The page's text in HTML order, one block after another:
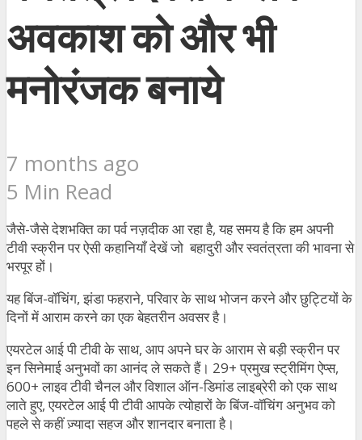
अवकाश को और भी
मनोरंजक बनाये
7 months ago
5 Min Read
जैसे-जैसे देशभक्ति का पर्व नज़दीक आ रहा है, यह समय है कि हम अपनी
टीवी स्क्रीन पर ऐसी कहानियाँ देखें जो बहादुरी और स्वतंत्रता की भावना से
भरपूर हों।
यह बिंज-वॉचिंग, झंडा फहराने, परिवार के साथ भोजन करने और छुट्टियों के
दिनों में आराम करने का एक बेहतरीन अवसर है।
एयरटेल आई पी टीवी के साथ, आप अपने घर के आराम से बड़ी स्क्रीन पर
इन सिनेमाई अनुभवों का आनंद ले सकते हैं। 29+ प्रमुख स्ट्रीमिंग ऐप्स,
600+ लाइव टीवी चैनल और विशाल ऑन-डिमांड लाइब्रेरी को एक साथ
लाते हुए, एयरटेल आई पी टीवी आपके त्योहारों के बिंज-वॉचिंग अनुभव को
पहले से कहीं ज़्यादा सहज और शानदार बनाता है।